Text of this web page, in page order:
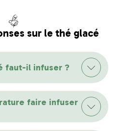
sur le thé glacé
faut-il infuser ?
faire infuser